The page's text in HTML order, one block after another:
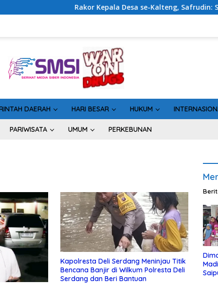
Rakor Kepala Desa se-Kalteng, Safrudin: Sinergi
DAERAH HARI BESAR HUKUM
PARIWISATA UMUM PERKEBUNAN
Kapolresta Deli Serdang Meninjau Titik
Bencana Banjir di Wilkum Polresta Deli
Serdang dan Beri Bantuan